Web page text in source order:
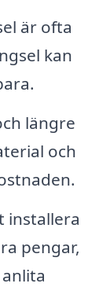
är ofta
kan
längre
och
installera
pengar,